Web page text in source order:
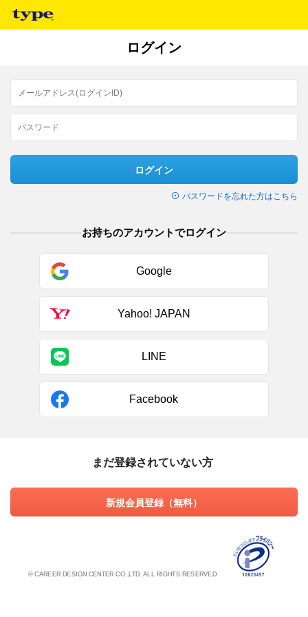
ログイン
ログイン
パスワードを忘れた方はこちら
お持ちのアカウントでログイン
Google
Yahoo! JAPAN
LINE
Facebook
まだ登録されていない方
新規会員登録（無料）
© CAREER DESIGN CENTER CO.,LTD. ALL RIGHTS RESERVED